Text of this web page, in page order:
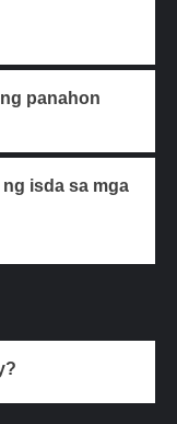
panahon
isda sa mga